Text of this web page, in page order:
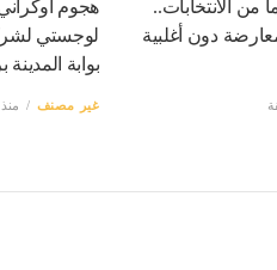
قبل 80 يوما من الانتخابات..
دون أغلبية
هجوم
لوجستي
بوابة
غير مصنف منذ 22 دقيقة